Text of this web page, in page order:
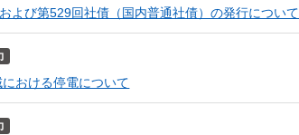
よび第529回社債（国内普通社債）の発行について
おける停電について